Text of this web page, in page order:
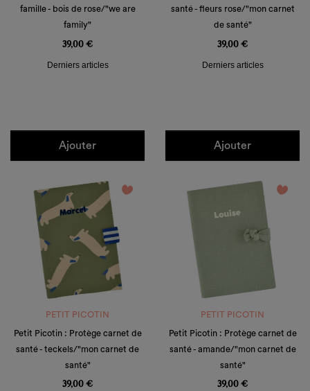
famille - bois de rose/"we are
family"
39,00 €
Derniers articles
Ajouter
santé - fleurs rose/"mon carnet
de santé"
39,00 €
Derniers articles
Ajouter
favorite_border
PETIT PICOTIN
Petit Picotin : Protège carnet de
santé - teckels/"mon carnet de
santé"
39,00 €
favorite_border
PETIT PICOTIN
Petit Picotin : Protège carnet de
santé - amande/"mon carnet de
santé"
39,00 €